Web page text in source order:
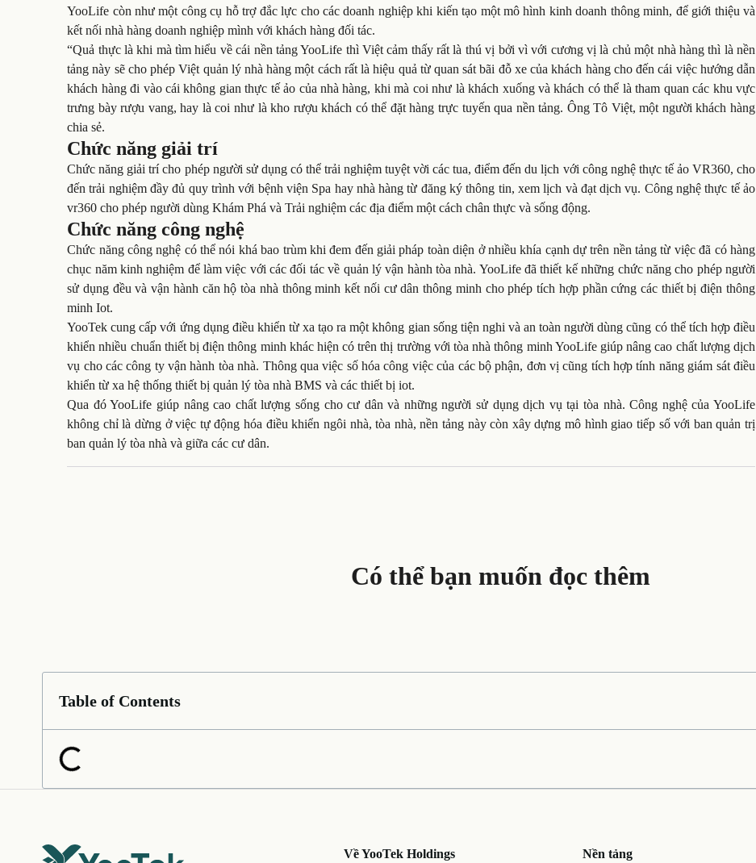
YooLife còn như một công cụ hỗ trợ đắc lực cho các doanh nghiệp khi kiến tạo một mô hình kinh doanh thông minh, để giới thiệu và
kết nối nhà hàng doanh nghiệp mình với khách hàng đối tác.
“Quả thực là khi mà tìm hiểu về cái nền tảng YooLife thì Việt cảm thấy rất là thú vị bởi vì với cương vị là chủ một nhà hàng thì là nền
tảng này sẽ cho phép Việt quản lý nhà hàng một cách rất là hiệu quả từ quan sát bãi đỗ xe của khách hàng cho đến cái việc hướng dẫn
khách hàng đi vào cái không gian thực tế ảo của nhà hàng, khi mà coi như là khách xuống và khách có thể là tham quan các khu vực
trưng bày rượu vang, hay là coi như là kho rượu khách có thể đặt hàng trực tuyến qua nền tảng. Ông Tô Việt, một người khách hàng
chia sẻ.
Chức năng giải trí
Chức năng giải trí cho phép người sử dụng có thể trải nghiệm tuyệt vời các tua, điểm đến du lịch với công nghệ thực tế ảo VR360, cho
đến trải nghiệm đầy đủ quy trình với bệnh viện Spa hay nhà hàng từ đăng ký thông tin, xem lịch và đạt dịch vụ. Công nghệ thực tế ảo
vr360 cho phép người dùng Khám Phá và Trải nghiệm các địa điểm một cách chân thực và sống động.
Chức năng công nghệ
Chức năng công nghệ có thể nói khá bao trùm khi đem đến giải pháp toàn diện ở nhiều khía cạnh dự trên nền tảng từ việc đã có hàng
chục năm kinh nghiệm để làm việc với các đối tác về quản lý vận hành tòa nhà. YooLife đã thiết kế những chức năng cho phép người
sử dụng đều và vận hành căn hộ tòa nhà thông minh kết nối cư dân thông minh cho phép tích hợp phần cứng các thiết bị điện thông
minh Iot.
YooTek cung cấp với ứng dụng điều khiển từ xa tạo ra một không gian sống tiện nghi và an toàn người dùng cũng có thể tích hợp điều
khiển nhiều chuẩn thiết bị điện thông minh khác hiện có trên thị trường với tòa nhà thông minh YooLife giúp nâng cao chất lượng dịch
vụ cho các công ty vận hành tòa nhà. Thông qua việc số hóa công việc của các bộ phận, đơn vị cũng tích hợp tính năng giám sát điều
khiển từ xa hệ thống thiết bị quản lý tòa nhà BMS và các thiết bị iot.
Qua đó YooLife giúp nâng cao chất lượng sống cho cư dân và những người sử dụng dịch vụ tại tòa nhà. Công nghệ của YooLife
không chỉ là dừng ở việc tự động hóa điều khiển ngôi nhà, tòa nhà, nền tảng này còn xây dựng mô hình giao tiếp số với ban quản trị
ban quản lý tòa nhà và giữa các cư dân.
Có thể bạn muốn đọc thêm
Table of Contents
Về YooTek Holdings Nền tảng